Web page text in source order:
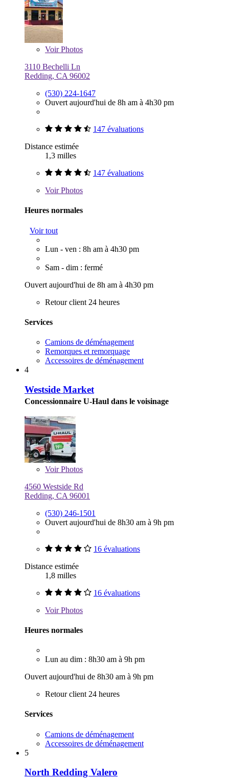
VoirPhotos
3110 Bechelli Ln
Redding, CA 96002
(530) 224-1647
Ouvert aujourd'hui de 8h am à 4h30 pm
147 évaluations
Distance estimée
1,3 milles
147 évaluations
VoirPhotos
Heures normales
Voir tout
Lun - ven : 8h am à 4h30 pm
Sam - dim : fermé
Ouvert aujourd'hui de 8h am à 4h30 pm
Retour client 24 heures
Services
Camions de déménagement
Remorques et remorquage
Accessoires de déménagement
4
Westside Market
Concessionnaire U-Haul dans le voisinage
VoirPhotos
4560 Westside Rd
Redding, CA 96001
(530) 246-1501
Ouvert aujourd'hui de 8h30 am à 9h pm
16 évaluations
Distance estimée
1,8 milles
16 évaluations
VoirPhotos
Heures normales
Lun au dim : 8h30 am à 9h pm
Ouvert aujourd'hui de 8h30 am à 9h pm
Retour client 24 heures
Services
Camions de déménagement
Accessoires de déménagement
5
North Redding Valero